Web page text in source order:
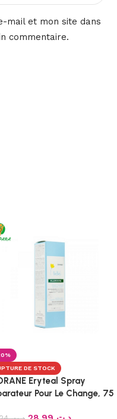
mail et mon site dans
commentaire.
DE STOCK
Eryteal Spray
Pour Le Change, 75